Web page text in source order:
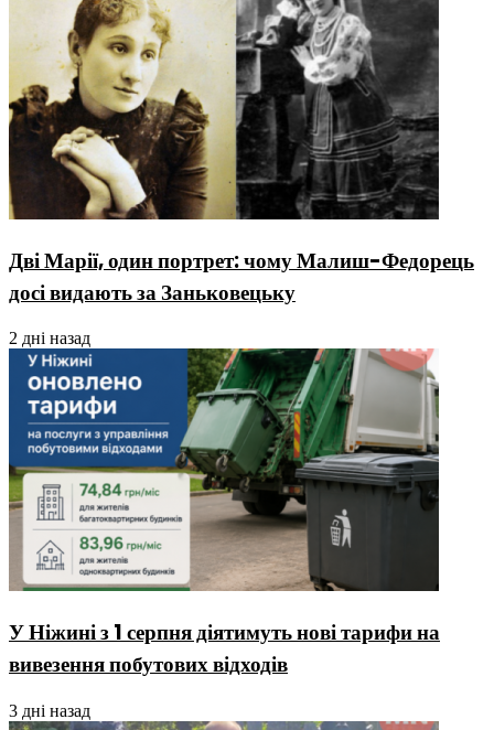
Дві Марії, один портрет: чому Малиш-Федорець
досі видають за Заньковецьку
2 дні назад
У Ніжині з 1 серпня діятимуть нові тарифи на
вивезення побутових відходів
3 дні назад